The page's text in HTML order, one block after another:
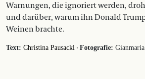
Warnungen, die ignoriert werden,
und darüber, warum ihn Donald
Weinen brachte.
Text: Christina Pausackl · Fotografie: